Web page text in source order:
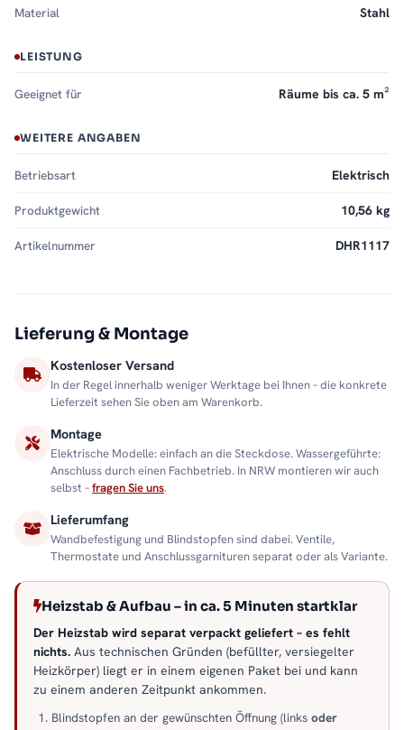
Material Stahl
LEISTUNG
Geeignet für Räume bis ca. 5 m²
WEITERE ANGABEN
Betriebsart Elektrisch
Produktgewicht 10,56 kg
Artikelnummer DHR1117
Lieferung & Montage
Kostenloser Versand
In der Regel innerhalb weniger Werktage bei Ihnen – die konkrete
Lieferzeit sehen Sie oben am Warenkorb.
Montage
Elektrische Modelle: einfach an die Steckdose. Wassergeführte:
Anschluss durch einen Fachbetrieb. In NRW montieren wir auch
selbst –fragen Sie uns.
Lieferumfang
Wandbefestigung und Blindstopfen sind dabei. Ventile,
Thermostate und Anschlussgarnituren separat oder als Variante.
Heizstab & Aufbau – in ca. 5 Minuten startklar
Der Heizstab wird separat verpackt geliefert – es fehlt
nichts. Aus technischen Gründen (befüllter, versiegelter
Heizkörper) liegt er in einem eigenen Paket bei und kann
zu einem anderen Zeitpunkt ankommen.
Blindstopfen an der gewünschten Öffnung (links oder